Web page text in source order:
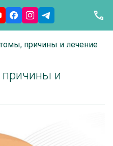
причины и лечение
и